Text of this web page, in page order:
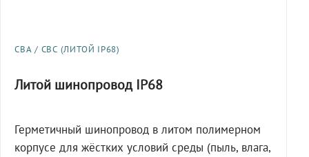
СВА / СВС (ЛИТОЙ IP68)
Литой шинопровод IP68
Герметичный шинопровод в литом полимерном
корпусе для жёстких условий среды (пыль, влага,